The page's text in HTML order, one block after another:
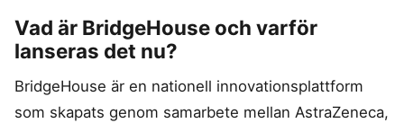
Vad är BridgeHouse och varför
lanseras det nu?
BridgeHouse är en nationell innovationsplattform
som skapats genom samarbete mellan AstraZeneca,